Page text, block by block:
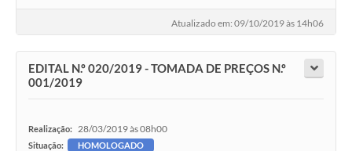
Atualizado em: 09/10/2019 às 14h06
EDITAL N.º 020/2019 - TOMADA DE PREÇOS N.º
001/2019
Realização: 28/03/2019 às 08h00
Situação: HOMOLOGADO